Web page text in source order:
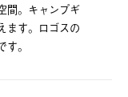
間。キャンプギ
ます。ロゴスの
。